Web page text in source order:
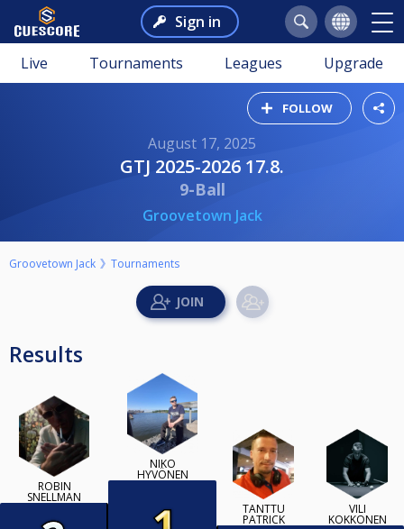
Sign in
Live Tournaments Leagues Upgrade
FOLLOW
August 17, 2025
GTJ 2025-2026 17.8.
9-Ball
Groovetown Jack
Groovetown Jack Tournaments
Results
ROBIN
SNELLMAN
NIKO
HYVÖNEN
TANTTU
PATRICK
VILI
KOKKONEN